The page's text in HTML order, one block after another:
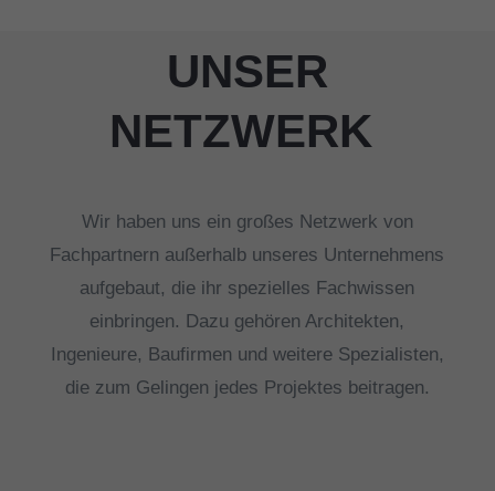
UNSER
NETZWERK
Wir haben uns ein großes Netzwerk von
Fachpartnern außerhalb unseres Unternehmens
aufgebaut, die ihr spezielles Fachwissen
einbringen. Dazu gehören Architekten,
Ingenieure, Baufirmen und weitere Spezialisten,
die zum Gelingen jedes Projektes beitragen.